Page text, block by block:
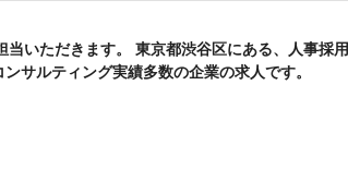
いただきます。 東京都渋谷区にある、人事採用
サルティング実績多数の企業の求人です。